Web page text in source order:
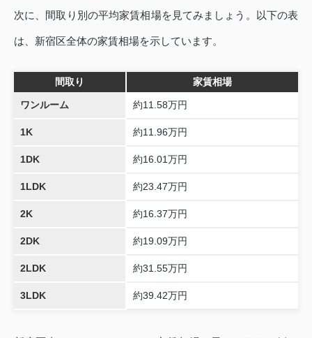
次に、間取り別の平均家賃相場を見てみましょう。以下の表
は、新宿区全体の家賃相場を示しています。
間取り 家賃相場
ワンルーム 約11.58万円
1K 約11.96万円
1DK 約16.01万円
1LDK 約23.47万円
2K 約16.37万円
2DK 約19.09万円
2LDK 約31.55万円
3LDK 約39.42万円